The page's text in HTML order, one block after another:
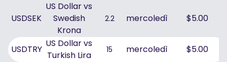
USDSEK
US Dollar vs
Swedish
Krona
2.2 mercoledì $5.00
USDTRY
US Dollar vs
Turkish Lira
15 mercoledì $5.00